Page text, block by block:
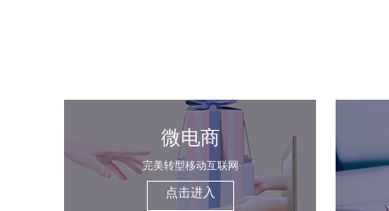
微电商
完美转型移动互联网
点击进入